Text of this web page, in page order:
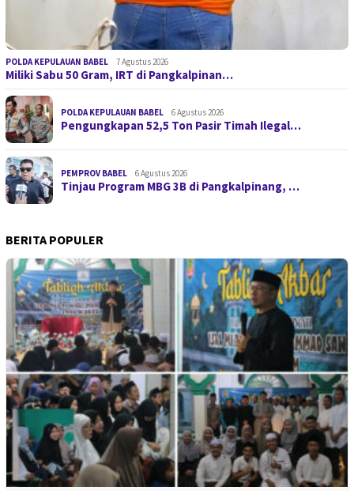
POLDA KEPULAUAN BABEL 7 Agustus 2026
Miliki Sabu 50 Gram, IRT di Pangkalpinan…
POLDA KEPULAUAN BABEL 6 Agustus 2026
Pengungkapan 52,5 Ton Pasir Timah Ilegal…
PEMPROV BABEL 6 Agustus 2026
Tinjau Program MBG 3B di Pangkalpinang, …
BERITA POPULER